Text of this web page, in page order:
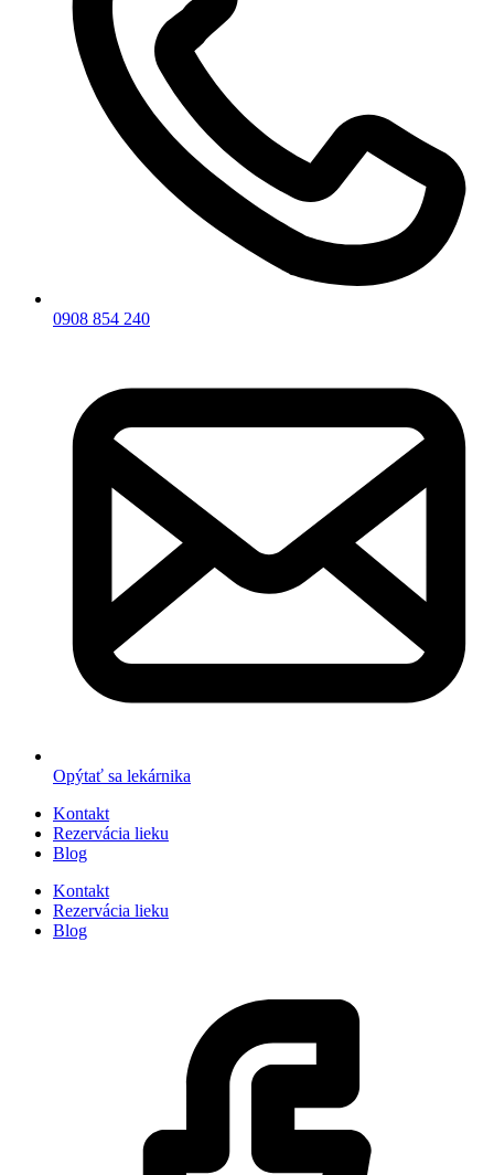
0908 854 240
Opýtať sa lekárnika
Kontakt
Rezervácia lieku
Blog
Kontakt
Rezervácia lieku
Blog